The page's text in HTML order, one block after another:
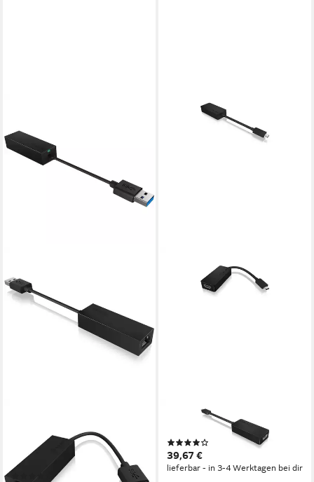
Adapter IB-AC501a, USB-A
Computer-Kabel
(3)
39,67 €
lieferbar - in 3-4 Werktagen bei dir